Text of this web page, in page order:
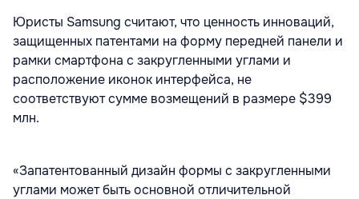
Юристы Samsung считают, что ценность инноваций,
защищенных патентами на форму передней панели и
рамки смартфона с закругленными углами и
расположение иконок интерфейса, не
соответствуют сумме возмещений в размере $399
млн.
«Запатентованный дизайн формы с закругленными
углами может быть основной отличительной